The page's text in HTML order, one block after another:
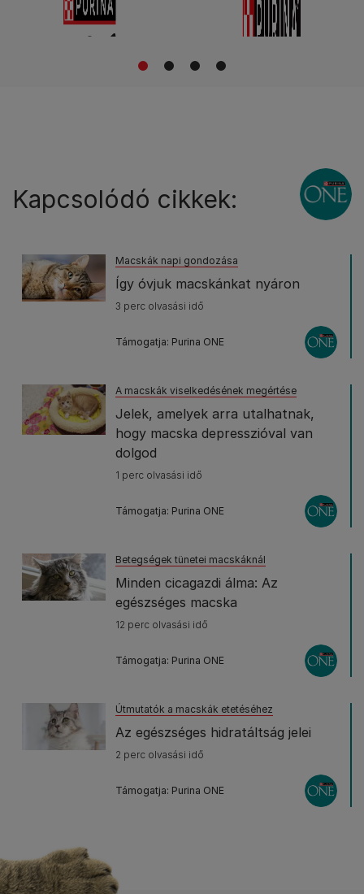
1 2 3 4
Kapcsolódó cikkek:
Macskák napi gondozása
Így óvjuk macskánkat nyáron
3 perc olvasási idő
Támogatja: Purina ONE
A macskák viselkedésének megértése
Jelek, amelyek arra utalhatnak,
hogy macska depresszióval van
dolgod
1 perc olvasási idő
Támogatja: Purina ONE
Betegségek tünetei macskáknál
Minden cicagazdi álma: Az
egészséges macska
12 perc olvasási idő
Támogatja: Purina ONE
Útmutatók a macskák etetéséhez
Az egészséges hidratáltság jelei
2 perc olvasási idő
Támogatja: Purina ONE